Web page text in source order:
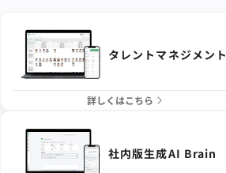
タレントマネジメント
詳しくはこちら
社内版生成AI Brain